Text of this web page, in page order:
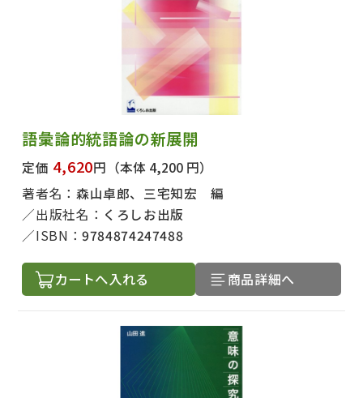
語彙論的統語論の新展開
定価 4,620円 （本体 4,200 円）
著者名： 森山卓郎、三宅知宏 編
出版社名： くろしお出版
ISBN：9784874247488
カートへ入れる 商品詳細へ